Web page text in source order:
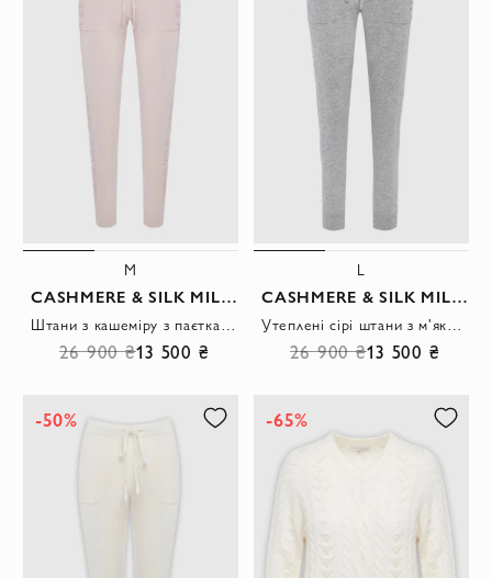
M
CASHMERE & SILK MILANO
Штани з кашеміру з паєтками з боків у ніжно-рожевому відтінку
26 900 ₴13 500 ₴
L
CASHMERE & SILK MILANO
Утеплені сірі штани з м'якого кашеміру з паєтками біля кишень
26 900 ₴13 500 ₴
-50% -65%